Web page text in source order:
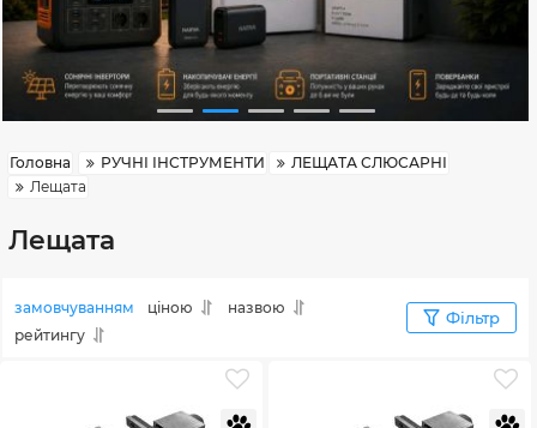
Головна РУЧНІ ІНСТРУМЕНТИ
ЛЕЩАТА СЛЮСАРНІ
Лещата
Лещата
замовчуванням ціною
назвою
рейтингу
Фільтр